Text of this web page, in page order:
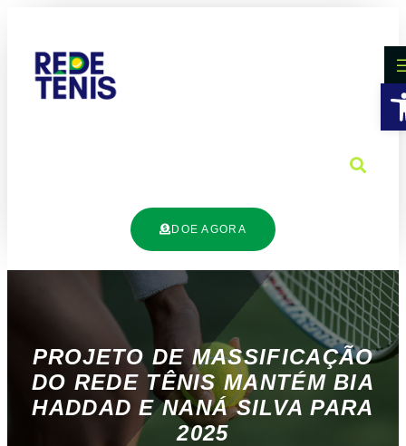
DOE AGORA
PROJETO DE MASSIFICAÇÃO
DO REDE TÊNIS MANTÉM BIA
HADDAD E NANÁ SILVA PARA
2025